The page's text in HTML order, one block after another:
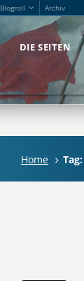
Blogroll Archiv
DIE SEITEN
Home
Blogroll Archiv
DIE SEITEN